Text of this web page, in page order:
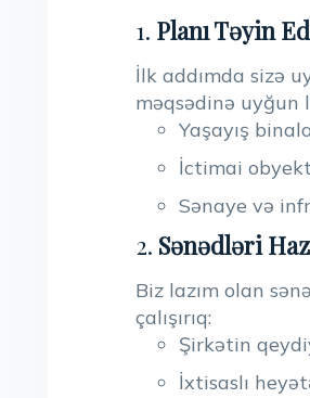
1. Planı Təyin
İlk addımda sizə
məqsədinə uyğun
Yaşayış
İctimai
Sənaye və
2. Sənədləri
Biz lazım olan
çalışırıq:
Şirkətin
İxtisaslı